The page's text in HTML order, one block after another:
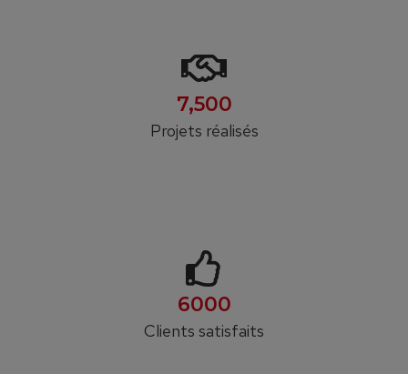
7,500
Projets réalisés
6000
Clients satisfaits